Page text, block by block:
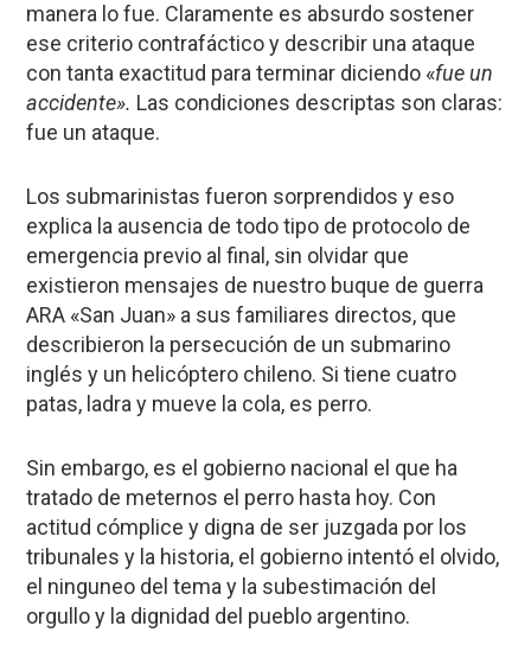
manera lo fue. Claramente es absurdo sostener
ese criterio contrafáctico y describir una ataque
con tanta exactitud para terminar diciendo «fue un
accidente». Las condiciones descriptas son claras:
fue un ataque.
Los submarinistas fueron sorprendidos y eso
explica la ausencia de todo tipo de protocolo de
emergencia previo al final, sin olvidar que
existieron mensajes de nuestro buque de guerra
ARA «San Juan» a sus familiares directos, que
describieron la persecución de un submarino
inglés y un helicóptero chileno. Si tiene cuatro
patas, ladra y mueve la cola, es perro.
Sin embargo, es el gobierno nacional el que ha
tratado de meternos el perro hasta hoy. Con
actitud cómplice y digna de ser juzgada por los
tribunales y la historia, el gobierno intentó el olvido,
el ninguneo del tema y la subestimación del
orgullo y la dignidad del pueblo argentino.